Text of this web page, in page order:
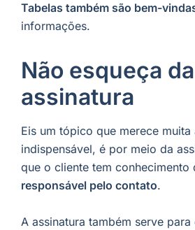
Tabelas também são bem-
informações.
Não esqueça da
assinatura
Eis um tópico que merece
indispensável, é por meio da
que o cliente tem conhecimento
responsável pelo contato.
A assinatura também serve para